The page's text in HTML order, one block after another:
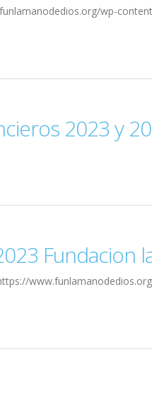
wp-
2023 y
Fundacion